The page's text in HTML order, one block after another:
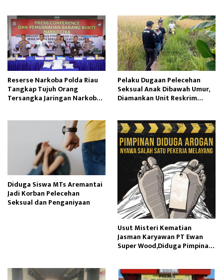
Reserse Narkoba Polda Riau
Tangkap Tujuh Orang
Tersangka Jaringan Narkoba
Pelaku Dugaan Pelecehan
Seksual Anak Dibawah Umur,
Diamankan Unit Reskrim
Diduga Siswa MTs Aremantai
Jadi Korban Pelecehan
Seksual dan Penganiyaan
Usut Misteri Kematian
Jasman Karyawan PT Ewan
Super Wood,Diduga Pimpinan